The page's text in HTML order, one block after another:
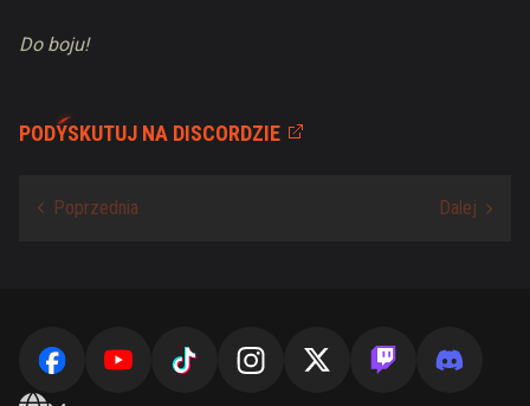
Do boju!
PODYSKUTUJ NA DISCORDZIE